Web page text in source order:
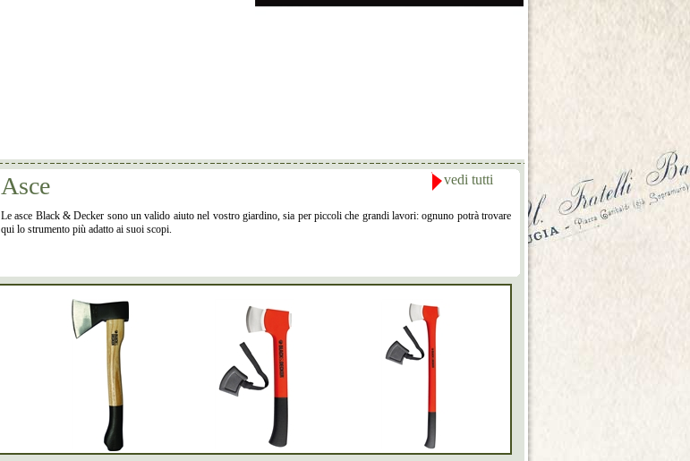
vedi tutti
Asce
Le asce Black & Decker sono un valido aiuto nel vostro giardino, sia per piccoli che grandi lavori: ognuno potrà trovare
qui lo strumento più adatto ai suoi scopi.